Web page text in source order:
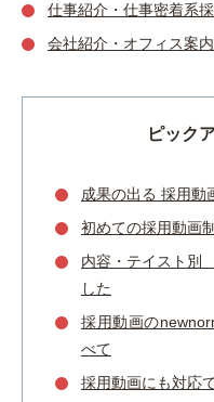
仕事紹介・仕事密着系
会社紹介・オフィス案
ピック
成果の出る 採用動
初めての採用動画
内容・テイスト別
した
採用動画の
べて
採用動画にも対応